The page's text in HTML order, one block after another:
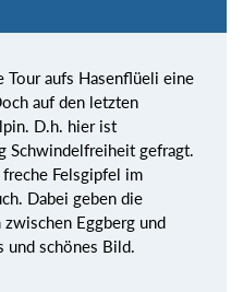
Tour aufs Hasenflüeli eine
auf den letzten
D.h. hier ist
Schwindelfreiheit gefragt.
Felsgipfel im
Dabei geben die
Eggberg und
und schönes Bild.